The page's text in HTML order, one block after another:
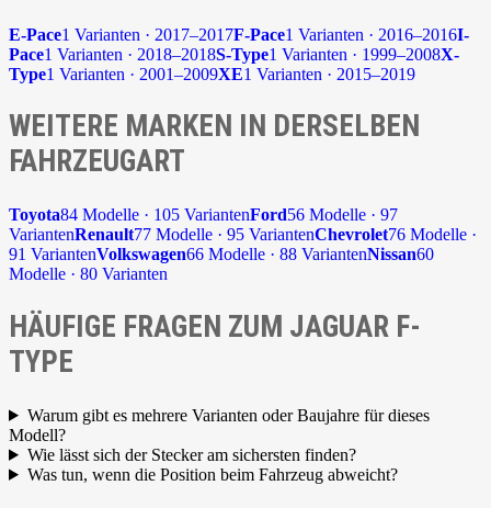
E-Pace1 Varianten · 2017–2017F-Pace1 Varianten · 2016–2016I-
Pace1 Varianten · 2018–2018S-Type1 Varianten · 1999–2008X-
Type1 Varianten · 2001–2009XE1 Varianten · 2015–2019
WEITERE MARKEN IN DERSELBEN
FAHRZEUGART
Toyota84 Modelle · 105 VariantenFord56 Modelle · 97
VariantenRenault77 Modelle · 95 VariantenChevrolet76 Modelle ·
91 VariantenVolkswagen66 Modelle · 88 VariantenNissan60
Modelle · 80 Varianten
HÄUFIGE FRAGEN ZUM JAGUAR F-
TYPE
Warum gibt es mehrere Varianten oder Baujahre für dieses
Modell?
Wie lässt sich der Stecker am sichersten finden?
Was tun, wenn die Position beim Fahrzeug abweicht?